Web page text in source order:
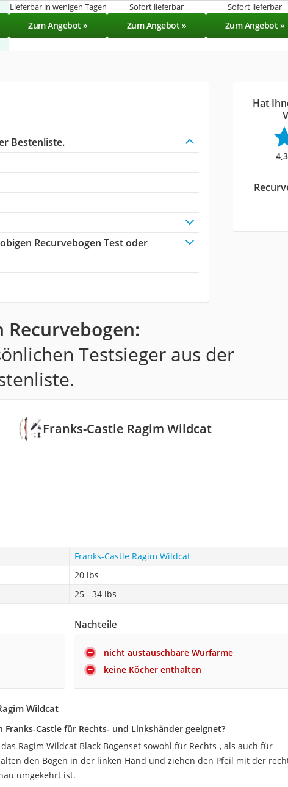
Lieferbar in wenigen Tagen Sofort lieferbar Sofort lieferbar
Zum Angebot » Zum Angebot » Zum Angebot »
Bestenliste.
Recurvebogen Test oder
Hat
Recurvebogen:
Testsieger aus der
Franks-Castle Ragim Wildcat
Franks-Castle Ragim Wildcat
20 lbs
25 - 34 lbs
Nachteile
nicht austauschbare Wurfarme
keine Köcher enthalten
Wildcat
Franks-Castle für Rechts- und Linkshänder geeignet?
Ragim Wildcat Black Bogenset sowohl für Rechts-, als auch für
den Bogen in der linken Hand und ziehen den Pfeil mit der
umgekehrt ist.